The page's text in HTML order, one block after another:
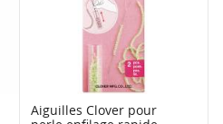
Aiguilles Clover pour